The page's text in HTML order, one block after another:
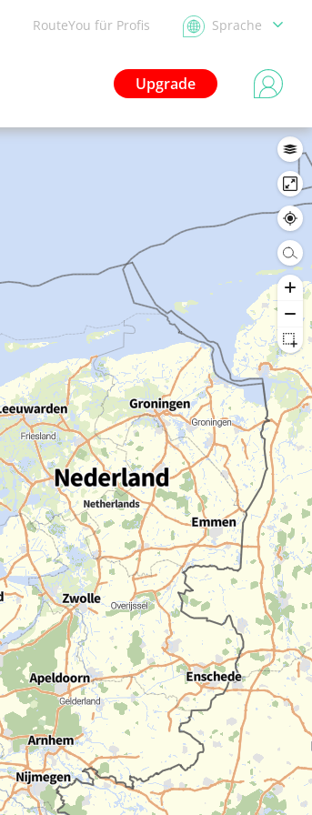
RouteYou für Profis Sprache
Upgrade